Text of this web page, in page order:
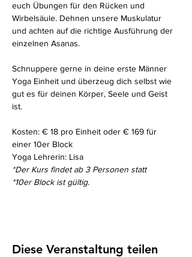
euch Übungen für den Rücken und
Wirbelsäule. Dehnen unsere Muskulatur
und achten auf die richtige Ausführung der
einzelnen Asanas.
Schnuppere gerne in deine erste Männer
Yoga Einheit und überzeug dich selbst wie
gut es für deinen Körper, Seele und Geist
ist.
Kosten: € 18 pro Einheit oder € 169 für
einer 10er Block
Yoga Lehrerin: Lisa
*Der Kurs findet ab 3 Personen statt
*10er Block ist gültig.
Diese Veranstaltung teilen